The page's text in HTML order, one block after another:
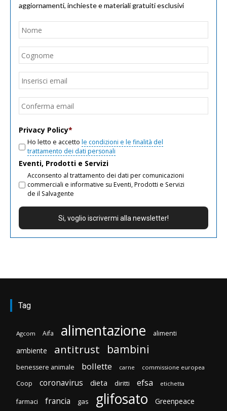
aggiornamenti, inchieste e materiali gratuiti esclusivi
Nome
Email
Privacy Policy*
Ho letto e accetto le condizioni e le finalità del
trattamento dei dati personali
Eventi, Prodotti e Servizi
Acconsento al trattamento dei dati per comunicazioni
commerciali e informative su Eventi, Prodotti e Servizi
de il Salvagente
Tag
Agcom Aifa alimentazione alimenti
ambiente antitrust bambini
benessere animale bollette carne commissione europea
Coop coronavirus dieta diritti efsa etichetta
farmaci francia gas glifosato Greenpeace